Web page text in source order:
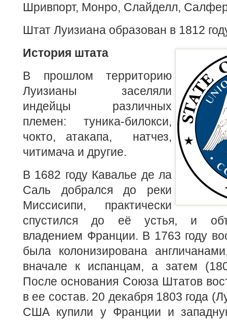
Шривпорт, Монро, Слайделл,
Штат Луизиана образован в 1812
История штата
В прошлом территорию
Луизианы заселяли
индейцы различных
племен: туника-билокси,
чокто, атакапа, натчез,
читимача и другие.
В 1682 году Кавалье де ла
Саль добрался до реки
Миссисипи, практически
спустился до её устья, и
владением Франции. В 1763 году
была колонизирована
вначале к испанцам, а затем
После основания Союза Штатов
в ее состав. 20 декабря 1803 года
США купили у Франции и